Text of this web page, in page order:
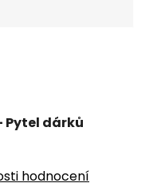
Pytel dárků
hodnocení